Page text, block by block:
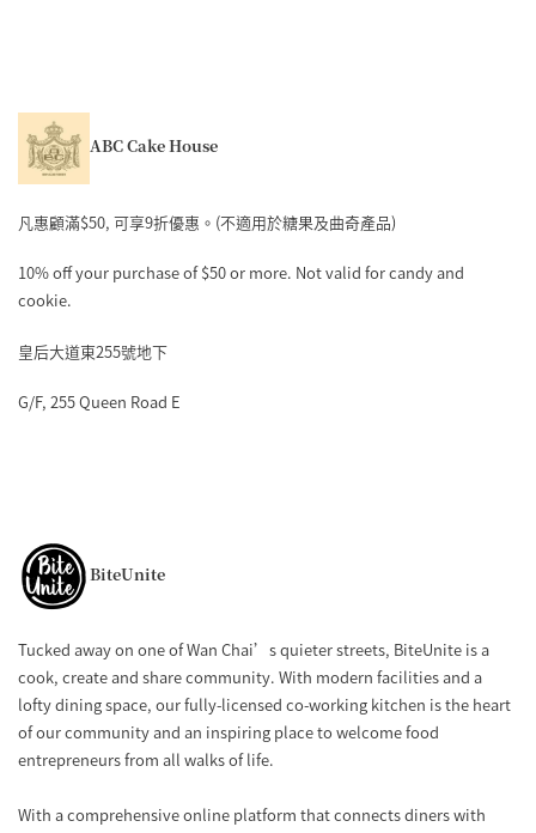
ABC Cake House
凡惠顧滿$50, 可享9折優惠。(不適用於糖果及曲奇產品)
10% off your purchase of $50 or more. Not valid for candy and
cookie.
皇后大道東255號地下
G/F, 255 Queen Road E
BiteUnite
Tucked away on one of Wan Chai’s quieter streets, BiteUnite is a
cook, create and share community. With modern facilities and a
lofty dining space, our fully-licensed co-working kitchen is the heart
of our community and an inspiring place to welcome food
entrepreneurs from all walks of life.
With a comprehensive online platform that connects diners with